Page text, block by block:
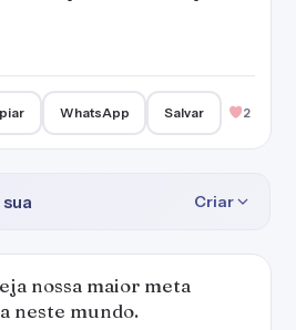
WhatsApp Salvar 2
Criar
nossa maior meta
neste mundo.